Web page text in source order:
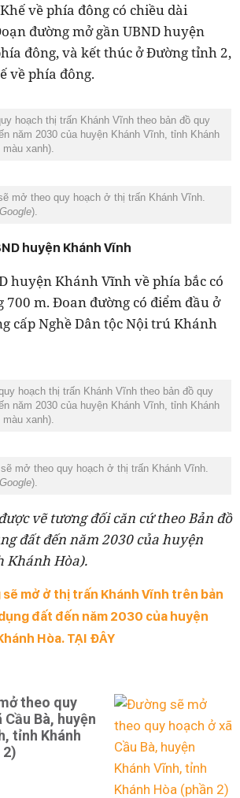
về phía đông có chiều dài
đường mở gần UBND huyện
đông, và kết thúc ở Đường tỉnh 2,
về phía đông.
hoạch thị trấn Khánh Vĩnh theo bản đồ quy
năm 2030 của huyện Khánh Vĩnh, tỉnh Khánh
xanh).
mở theo quy hoạch ở thị trấn Khánh Vĩnh.
).
huyện Khánh Vĩnh
huyện Khánh Vĩnhvề phía bắc có
700 m. Đoan đường có điểm đầu ở
cấp Nghề Dân tộc Nội trú Khánh
hoạch thị trấn Khánh Vĩnh theo bản đồ quy
năm 2030 của huyện Khánh Vĩnh, tỉnh Khánh
xanh).
mở theo quy hoạch ở thị trấn Khánh Vĩnh.
).
vẽ tương đối căn cứ theo Bản đồ
đất đến năm 2030 của huyện
Khánh Hòa).
mở ở thị trấn Khánh Vĩnh trên bản
đất đến năm 2030 của huyện
Hòa. TẠI ĐÂY
theo quy
Cầu Bà, huyện
tỉnh Khánh
2)